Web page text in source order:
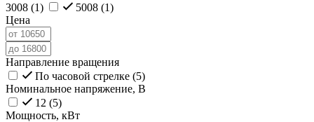
3008 (1) 5008 (1)
Цена
Направление вращения
По часовой стрелке (5)
Номинальное напряжение, В
12 (5)
Мощность, кВт